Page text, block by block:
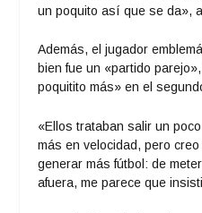
un poquito así que se da»,
Además, el jugador
bien fue un «partido
poquitito más» en el
«Ellos trataban salir un
más en velocidad, pero
generar más fútbol: de
afuera, me parece que